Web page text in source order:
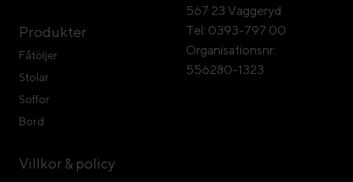
Produkter
Fåtöljer
Stolar
Soffor
Bord
Villkor & policy
567 23 Vaggeryd
Tel: 0393-797 00
Organisationsnr:
556280-1323